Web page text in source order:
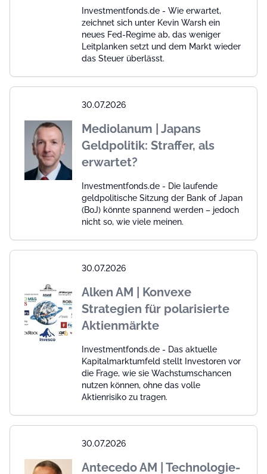
Investmentfonds.de - Wie erwartet,
zeichnet sich unter Kevin Warsh ein
neues Fed-Regime ab, das weniger
Leitplanken setzt und dem Markt wieder
das Steuer überlässt.
30.07.2026
Mediolanum | Japans
Geldpolitik: Straffer, als
erwartet?
Investmentfonds.de - Die laufende
geldpolitische Sitzung der Bank of Japan
(BoJ) könnte spannend werden – jedoch
nicht so, wie viele meinen.
30.07.2026
Alken AM | Konvexe
Strategien für polarisierte
Aktienmärkte
Investmentfonds.de - Das aktuelle
Kapitalmarktumfeld stellt Investoren vor
die Frage, wie sie Wachstumschancen
nutzen können, ohne das volle
Aktienrisiko zu tragen.
30.07.2026
Antecedo AM | Technologie-